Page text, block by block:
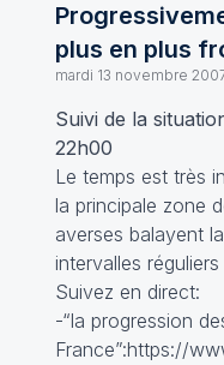
plus en plus
mardi 13 novembre
Suivi de la
22h00
Le temps est très
la principale zone
averses balayent
intervalles
Suivez en direct:
-“la progression
France”:https://